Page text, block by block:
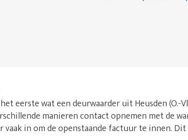
eerste wat een deurwaarder uit Heusden (O.-
manieren contact opnemen met de
in om de openstaande factuur te innen.